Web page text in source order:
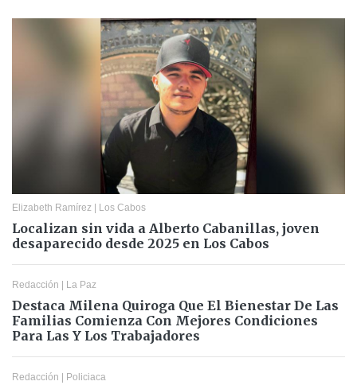
Elizabeth Ramírez Los Cabos
Localizan sin vida a Alberto Cabanillas, joven
desaparecido desde 2025 en Los Cabos
Redacción La Paz
Destaca Milena Quiroga Que El Bienestar De Las
Familias Comienza Con Mejores Condiciones
Para Las Y Los Trabajadores
Redacción Policiaca